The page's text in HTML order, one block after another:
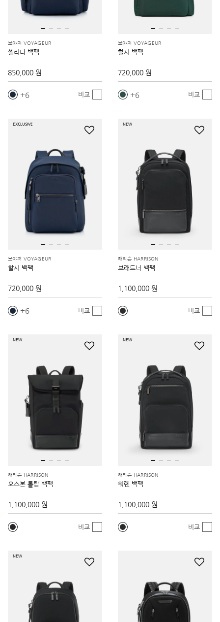
보야져 VOYAGEUR
셀리나 백팩
850,000 원
6 비교
보야져 VOYAGEUR
할시 백팩
720,000 원
6 비교
EXCLUSIVE
보야져 VOYAGEUR
할시 백팩
720,000 원
6 비교
NEW
해리슨 HARRISON
브래드너 백팩
1,100,000 원
비교
NEW
해리슨 HARRISON
오스본 롤탑 백팩
1,100,000 원
비교
NEW
해리슨 HARRISON
워렌 백팩
1,100,000 원
비교
NEW